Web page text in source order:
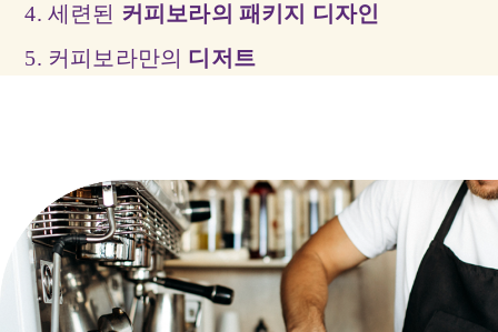
4. 세련된 커피보라의 패키지 디자인
5. 커피보라만의 디저트